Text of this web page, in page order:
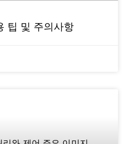
팁 및 주의사항